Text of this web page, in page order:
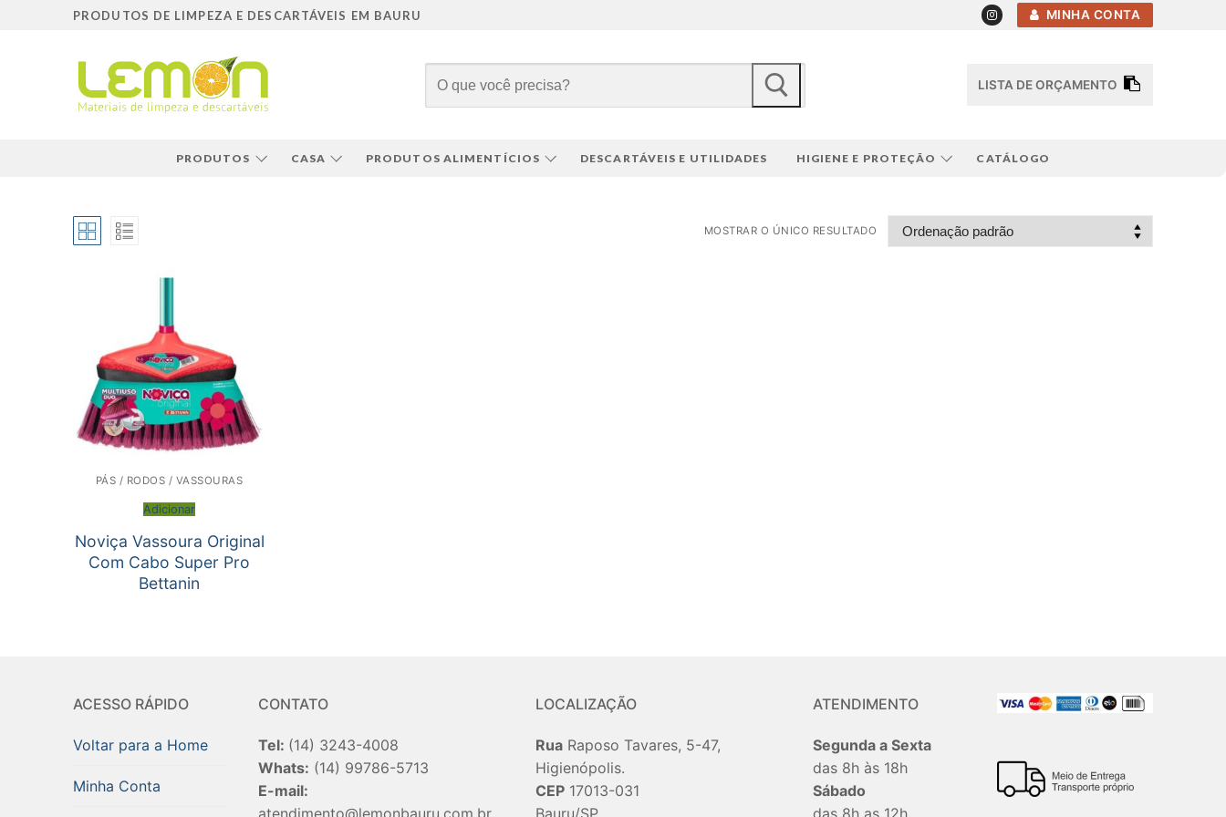
PRODUTOS DE LIMPEZA E DESCARTÁVEIS EM BAURU MINHA CONTA
por:
LISTA DE ORÇAMENTO
PRODUTOS CASA PRODUTOS ALIMENTÍCIOS DESCARTÁVEIS E UTILIDADES HIGIENE E PROTEÇÃO CATÁLOGO
MOSTRAR O ÚNICO RESULTADO
PÁS / RODOS / VASSOURAS
Adicionar
Noviça Vassoura Original
Com Cabo Super Pro
Bettanin
ACESSO RÁPIDO
Voltar para a Home
Minha Conta
CONTATO
Tel: (14) 3243-4008
Whats: (14) 99786-5713
E-mail:
atendimento@lemonbauru.com.br
LOCALIZAÇÃO
RuaRaposo Tavares, 5-47,
Higienópolis.
CEP17013-031
Bauru/SP.
ATENDIMENTO
Segunda a Sexta
das 8h às 18h
Sábado
das 8h as 12h